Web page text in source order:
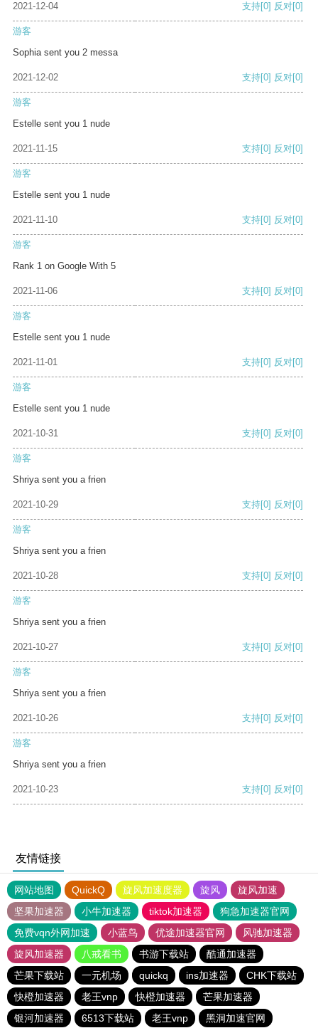
2021-12-04 支持[0] 反对[0]
游客
Sophia sent you 2 messa
2021-12-02 支持[0] 反对[0]
游客
Estelle sent you 1 nude
2021-11-15 支持[0] 反对[0]
游客
Estelle sent you 1 nude
2021-11-10 支持[0] 反对[0]
游客
Rank 1 on Google With 5
2021-11-06 支持[0] 反对[0]
游客
Estelle sent you 1 nude
2021-11-01 支持[0] 反对[0]
游客
Estelle sent you 1 nude
2021-10-31 支持[0] 反对[0]
游客
Shriya sent you a frien
2021-10-29 支持[0] 反对[0]
游客
Shriya sent you a frien
2021-10-28 支持[0] 反对[0]
游客
Shriya sent you a frien
2021-10-27 支持[0] 反对[0]
游客
Shriya sent you a frien
2021-10-26 支持[0] 反对[0]
游客
Shriya sent you a frien
2021-10-23 支持[0] 反对[0]
友情链接
网站地图 QuickQ 旋风加速度器 旋风
旋风加速
坚果加速器
小牛加速器 tiktok加速器
狗急加速器官网
免费vqn外网加速
小蓝鸟 优途加速器官网
风驰加速器
旋风加速器
八戒看书 书游下载站
酷通加速器
芒果下载站
一元机场 quickq ins加速器
CHK下载站
快橙加速器
老王vnp 快橙加速器
芒果加速器
银河加速器
6513下载站 老王vnp 黑洞加速官网